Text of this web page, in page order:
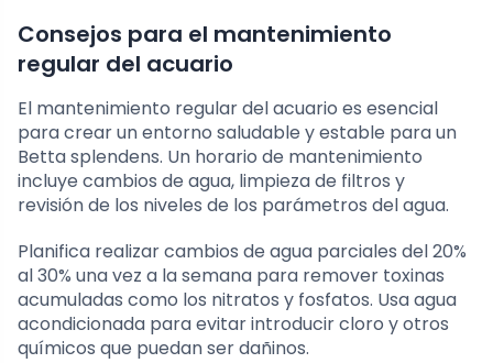
Consejos para el mantenimiento
regular del acuario
El mantenimiento regular del acuario es esencial
para crear un entorno saludable y estable para un
Betta splendens. Un horario de mantenimiento
incluye cambios de agua, limpieza de filtros y
revisión de los niveles de los parámetros del agua.
Planifica realizar cambios de agua parciales del 20%
al 30% una vez a la semana para remover toxinas
acumuladas como los nitratos y fosfatos. Usa agua
acondicionada para evitar introducir cloro y otros
químicos que puedan ser dañinos.